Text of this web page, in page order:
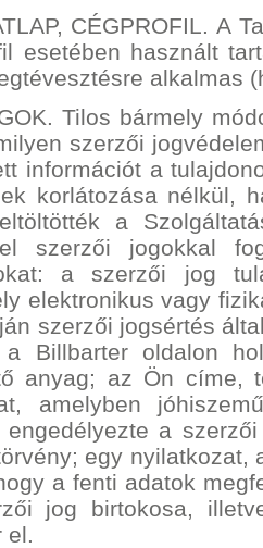
CÉGPROFIL. A
esetében használt
alkalmas
Tilos bármely
szerzői
információt a
korlátozása nélkül,
a
szerzői jogokkal
a szerzői jog
elektronikus vagy
szerzői jogsértés
Billbarter oldalon
anyag; az Ön címe,
amelyben
engedélyezte a
egy nyilatkozat,
a fenti adatok
jog birtokosa,
el.